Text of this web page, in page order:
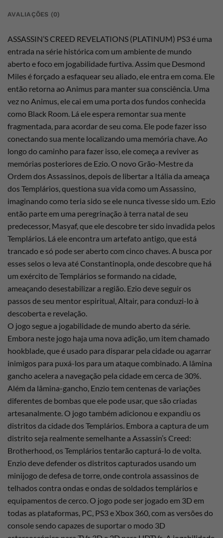
AVALIAÇÕES (0)
ASSASSIN’S CREED REVELATIONS (PLATINUM) PS3 é uma
entrada na série histórica com um ambiente de mundo
aberto e foco em jogabilidade furtiva. Assim que Desmond
Miles é forçado a esfaquear seu aliado, ele entra em coma. Ele
então retorna ao Animus para manter sua consciência. Uma
vez no Animus, ele cai em uma porta dos fundos conhecida
como Black Room. Lá ele espera remontar sua mente
fragmentada, para acordar de seu coma. Ele pode fazer isso
conectando sua mente localizando uma memória chave. Ao
longo do caminho para fazer isso, ele começa a reviver as
memórias posteriores de Ezio. O novo Grão-Mestre da
Ordem dos Assassinos, depois de libertar a Itália da ameaça
dos Templários, questiona sua vida como um Assassino,
imaginando como teria sido se ele nunca tivesse sido um. Ezio
então parte em uma peregrinação à terra natal de seu
predecessor, Masyaf, que ele descobre ter sido invadida pelos
Templários. Lá ele encontra um artefato antigo, que está
trancado e só pode ser aberto com cinco chaves. A busca por
esses selos o leva até Constantinopla, onde descobre que há
um exército de Templários se formando na cidade,
ameaçando desestabilizar a região. Ezio deve seguir os
passos de seu mentor espiritual, Altair, para conduzi-lo à
descoberta e revelação.
O jogo segue a jogabilidade de mundo aberto da série.
Embora neste jogo haja uma nova adição, um item chamado
hookblade, que é usado para disparar pela cidade ou agarrar
inimigos para puxá-los para um ataque combinado. A lâmina
gancho acelera a navegação pela cidade em cerca de 30%.
Além da lâmina-gancho, Enzio tem centenas de variações
diferentes de bombas que ele pode usar, que são criadas
artesanalmente. O jogo também adicionou e expandiu os
distritos da cidade dos Templários. Embora a captura de um
distrito seja realmente semelhante a Assassin’s Creed:
Brotherhood, os Templários tentarão capturá-lo de volta.
Enzio deve defender os distritos capturados usando um
minijogo de defesa de torre, onde controla assassinos de
telhados contra ondas e ondas de soldados templários e
equipamentos de cerco. O jogo pode ser jogado em 3D em
todas as plataformas, PC, PS3 e Xbox 360, com as versões do
console sendo capazes de suportar o modo 3D